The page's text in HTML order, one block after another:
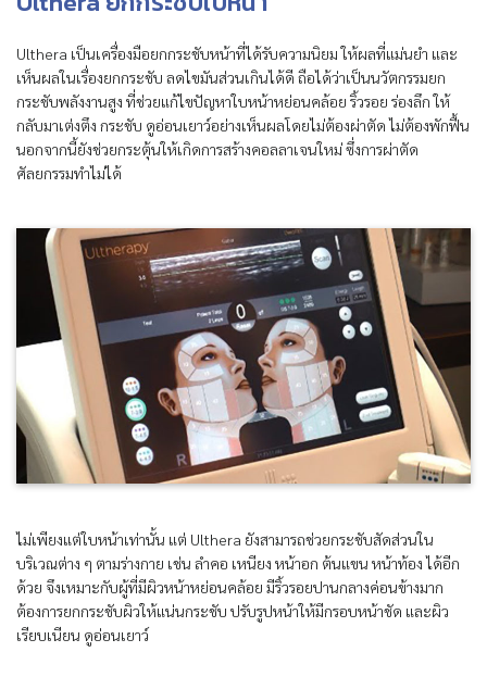
Ulthera เป็นเครื่องมือยกกระชับหน้าที่ได้รับความนิยม ให้ผลที่แม่นยำ และ
เห็นผลในเรื่องยกกระชับ ลดไขมันส่วนเกินได้ดี ถือได้ว่าเป็นนวัตกรรมยก
กระชับพลังงานสูง ที่ช่วยแก้ไขปัญหาใบหน้าหย่อนคล้อย ริ้วรอย ร่องลึก ให้
กลับมาเต่งตึง กระชับ ดูอ่อนเยาว์อย่างเห็นผลโดยไม่ต้องผ่าตัด ไม่ต้องพักฟื้น
นอกจากนี้ยังช่วยกระตุ้นให้เกิดการสร้างคอลลาเจนใหม่ ซึ่งการผ่าตัด
ศัลยกรรมทำไม่ได้
ไม่เพียงแต่ใบหน้าเท่านั้น แต่ Ulthera ยังสามารถช่วยกระชับสัดส่วนใน
บริเวณต่าง ๆ ตามร่างกาย เช่น ลำคอ เหนียง หน้าอก ต้นแขน หน้าท้อง ได้อีก
ด้วย จึงเหมาะกับผู้ที่มีผิวหน้าหย่อนคล้อย มีริ้วรอยปานกลางค่อนข้างมาก
ต้องการยกกระชับผิวให้แน่นกระชับ ปรับรูปหน้าให้มีกรอบหน้าชัด และผิว
เรียบเนียน ดูอ่อนเยาว์